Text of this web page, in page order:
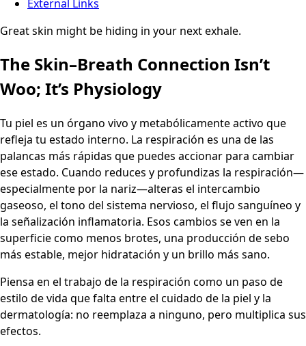
External Links
Great skin might be hiding in your next exhale.
The Skin–Breath Connection Isn’t
Woo; It’s Physiology
Tu piel es un órgano vivo y metabólicamente activo que
refleja tu estado interno. La respiración es una de las
palancas más rápidas que puedes accionar para cambiar
ese estado. Cuando reduces y profundizas la respiración—
especialmente por la nariz—alteras el intercambio
gaseoso, el tono del sistema nervioso, el flujo sanguíneo y
la señalización inflamatoria. Esos cambios se ven en la
superficie como menos brotes, una producción de sebo
más estable, mejor hidratación y un brillo más sano.
Piensa en el trabajo de la respiración como un paso de
estilo de vida que falta entre el cuidado de la piel y la
dermatología: no reemplaza a ninguno, pero multiplica sus
efectos.